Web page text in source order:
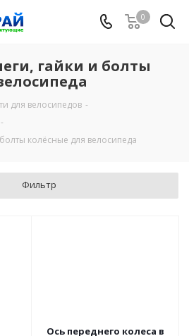
0
гайки и болты
для велосипедов -
-
колёсные для велосипеда
Фильтр
Ось переднего колеса в